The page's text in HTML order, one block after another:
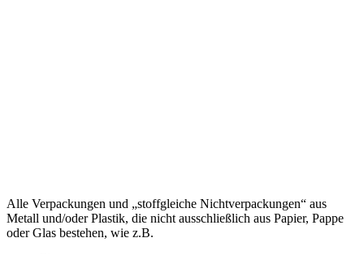
Alle Verpackungen und „stoffgleiche Nichtverpackungen“ aus
Metall und/oder Plastik, die nicht ausschließlich aus Papier, Pappe
oder Glas bestehen, wie z.B.